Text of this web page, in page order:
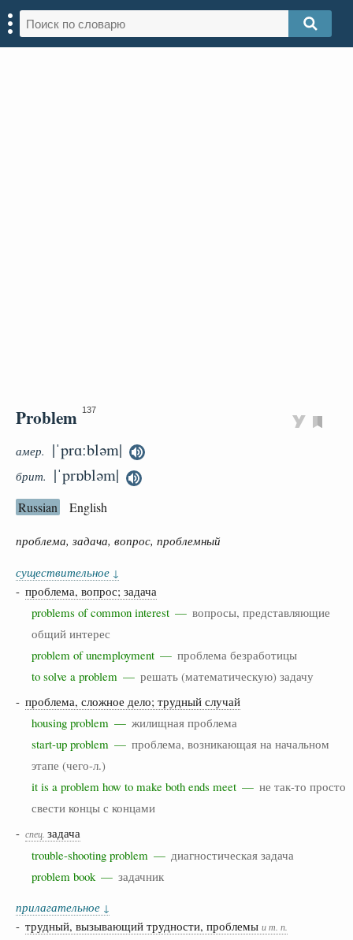
Problem 137
амер. |ˈprɑːbləm|
брит. |ˈprɒbləm|
Russian English
проблема, задача, вопрос, проблемный
существительное ↓
- проблема, вопрос; задача
problems of common interest — вопросы, представляющие
общий интерес
problem of unemployment — проблема безработицы
to solve a problem — решать (математическую) задачу
- проблема, сложное дело; трудный случай
housing problem — жилищная проблема
start-up problem — проблема, возникающая на начальном
этапе (чего-л.)
it is a problem how to make both ends meet — не так-то просто
свести концы с концами
- спец. задача
trouble-shooting problem — диагностическая задача
problem book — задачник
прилагательное ↓
- трудный, вызывающий трудности, проблемы и т. п.